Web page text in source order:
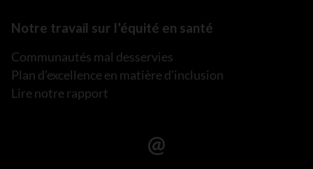
Notre travail sur l’équité en santé
Communautés mal desservies
Plan d’excellence en matière d’inclusion
Lire notre rapport